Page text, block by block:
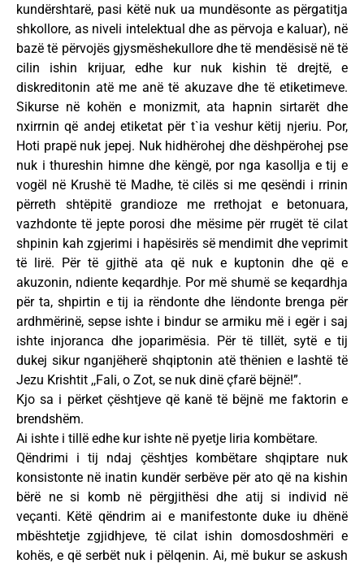
kundërshtarë, pasi këtë nuk ua mundësonte as përgatitja
shkollore, as niveli intelektual dhe as përvoja e kaluar), në
bazë të përvojës gjysmëshekullore dhe të mendësisë në të
cilin ishin krijuar, edhe kur nuk kishin të drejtë, e
diskreditonin atë me anë të akuzave dhe të etiketimeve.
Sikurse në kohën e monizmit, ata hapnin sirtarët dhe
nxirrnin që andej etiketat për t`ia veshur këtij njeriu. Por,
Hoti prapë nuk jepej. Nuk hidhërohej dhe dëshpërohej pse
nuk i thureshin himne dhe këngë, por nga kasollja e tij e
vogël në Krushë të Madhe, të cilës si me qesëndi i rrinin
përreth shtëpitë grandioze me rrethojat e betonuara,
vazhdonte të jepte porosi dhe mësime për rrugët të cilat
shpinin kah zgjerimi i hapësirës së mendimit dhe veprimit
të lirë. Për të gjithë ata që nuk e kuptonin dhe që e
akuzonin, ndiente keqardhje. Por më shumë se keqardhja
për ta, shpirtin e tij ia rëndonte dhe lëndonte brenga për
ardhmërinë, sepse ishte i bindur se armiku më i egër i saj
ishte injoranca dhe joparimësia. Për të tillët, sytë e tij
dukej sikur nganjëherë shqiptonin atë thënien e lashtë të
Jezu Krishtit ,,Fali, o Zot, se nuk dinë çfarë bëjnë!”.
Kjo sa i përket çështjeve që kanë të bëjnë me faktorin e
brendshëm.
Ai ishte i tillë edhe kur ishte në pyetje liria kombëtare.
Qëndrimi i tij ndaj çështjes kombëtare shqiptare nuk
konsistonte në inatin kundër serbëve për ato që na kishin
bërë ne si komb në përgjithësi dhe atij si individ në
veçanti. Këtë qëndrim ai e manifestonte duke iu dhënë
mbështetje zgjidhjeve, të cilat ishin domosdoshmëri e
kohës, e që serbët nuk i pëlqenin. Ai, më bukur se askush